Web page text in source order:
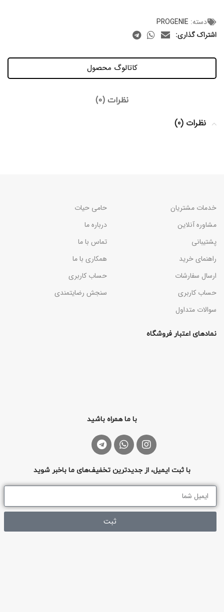
دسته: PROGENIE
اشتراک گذاری:
کاتالوگ محصول
نظرات (0)
نظرات (0)
خدمات مشتریان
مشاوره آنلاین
پشتیبانی
راهنمای خرید
ارسال سفارشات
حساب کاربری
سوالات متداول
حامی حیات
درباره ما
تماس با ما
همکاری با ما
حساب کاربری
سنجش رضایتمندی
نمادهای اعتبار فروشگاه
با ما همراه باشید
با ثبت ایمیل، از جدیدترین تخفیف‌های ما باخبر شوید
ثبت